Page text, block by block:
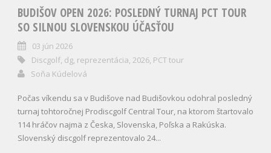
BUDIŠOV OPEN 2026: POSLEDNÝ TURNAJ PCT TOUR
SO SILNOU SLOVENSKOU ÚČASŤOU
03 jún 2026
Discgolf, dg, reprezentácia, 2026, PCT tour
Soňa Kúdelová
Počas víkendu sa v Budišove nad Budišovkou odohral posledný
turnaj tohtoročnej Prodiscgolf Central Tour, na ktorom štartovalo
114 hráčov najmä z Česka, Slovenska, Poľska a Rakúska.
Slovenský discgolf reprezentovalo 24...